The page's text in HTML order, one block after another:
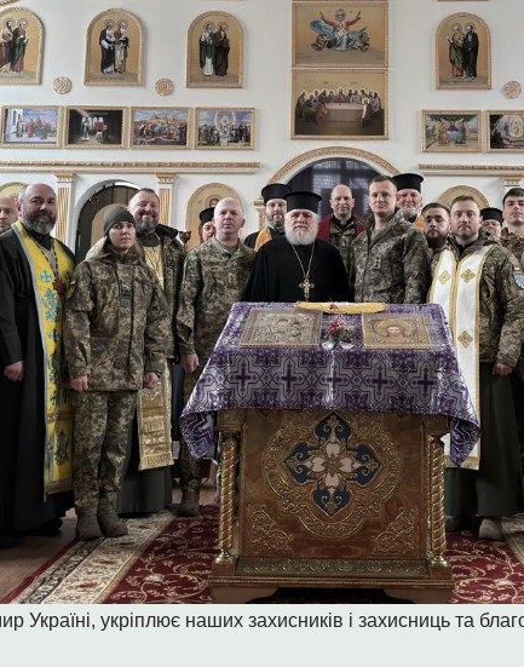
Україні, укріплює наших захисників і захисниць та